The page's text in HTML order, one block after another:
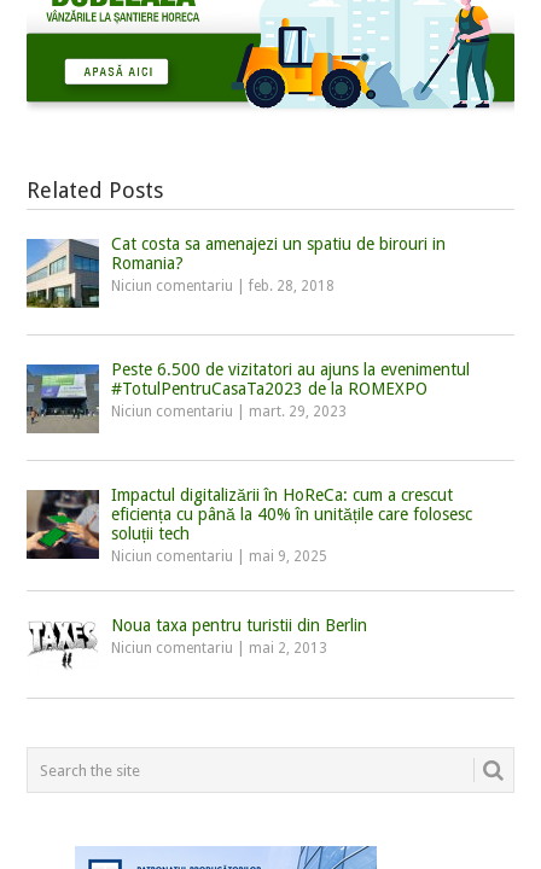
Related Posts
Cat costa sa amenajezi un spatiu de birouri in
Romania?
Niciun comentariu |feb. 28, 2018
Peste 6.500 de vizitatori au ajuns la evenimentul
#TotulPentruCasaTa2023 de la ROMEXPO
Niciun comentariu mart. 29, 2023
Impactul digitalizării în HoReCa: cum a crescut
eficiența cu până la 40% în unitățile care folosesc
soluții tech
Niciun comentariu mai 9, 2025
Noua taxa pentru turistii din Berlin
Niciun comentariu mai 2, 2013